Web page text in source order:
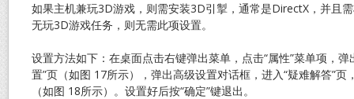
如果主机兼玩3D游戏，则需安装3D引掣，通常是DirectX，并且
无玩3D游戏任务，则无需此项设置。
设置方法如下：在桌面点击右键弹出菜单，点击“属性”菜单项，
置”页（如图 17所示），弹出高级设置对话框，进入“疑难解答”页
（如图 18所示）。设置好后按“确定”键退出。